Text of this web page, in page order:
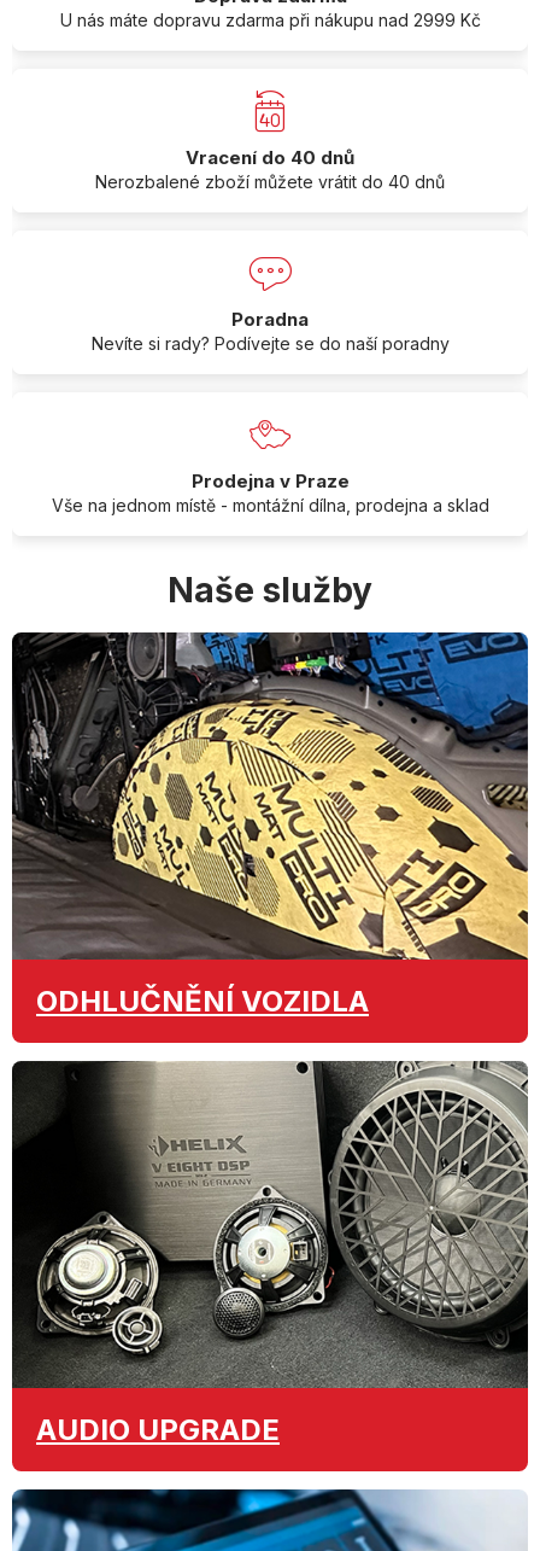
U nás máte dopravu zdarma při nákupu nad 2999 Kč
Vracení do 40 dnů
Nerozbalené zboží můžete vrátit do 40 dnů
Poradna
Nevíte si rady? Podívejte se do naší poradny
Prodejna v Praze
Vše na jednom místě - montážní dílna, prodejna a sklad
Naše služby
ODHLUČNĚNÍ VOZIDLA
AUDIO UPGRADE